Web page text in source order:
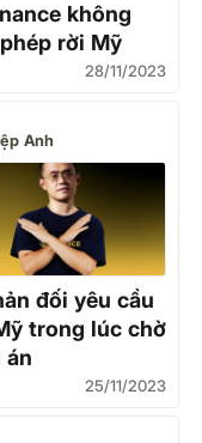
không
rời Mỹ
28/11/2023
Anh
đối yêu cầu
trong lúc chờ
án
25/11/2023